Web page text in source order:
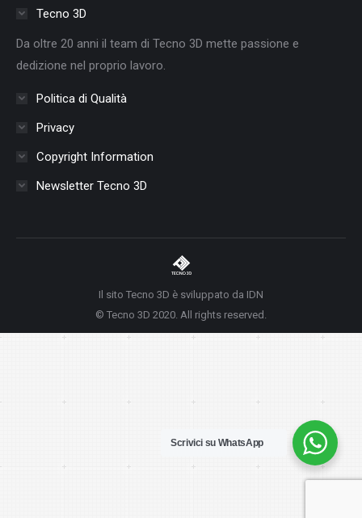
windowwindowwindowwindowwindowwindowwindow
Tecno 3D
Da oltre 20 anni il team di Tecno 3D mette passione e
dedizione nel proprio lavoro.
Politica di Qualità
Privacy
Copyright Information
Newsletter Tecno 3D
Il sito Tecno 3D è sviluppato da IDN
© Tecno 3D 2020. All rights reserved.
Scrivici su WhatsApp